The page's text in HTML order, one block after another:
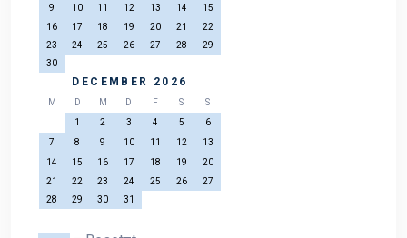
9
10 11 12 13 14
15
16
17 18 19 20 21
22
23
24 25 26 27 28
29
30
DECEMBER 2026
M D M D F S
S
1
2 3 4 5
6
7
8 9 10 11 12
13
14
15 16 17 18 19
20
21
22 23 24 25 26
27
28
29 30 31